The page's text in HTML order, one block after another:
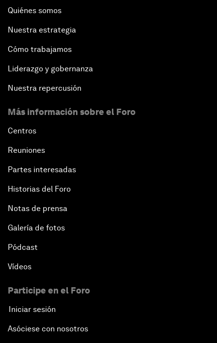
Quiénes somos
Nuestra estrategia
Cómo trabajamos
Liderazgo y gobernanza
Nuestra repercusión
Más información sobre el Foro
Centros
Reuniones
Partes interesadas
Historias del Foro
Notas de prensa
Galería de fotos
Pódcast
Vídeos
Participe en el Foro
Iniciar sesión
Asóciese con nosotros